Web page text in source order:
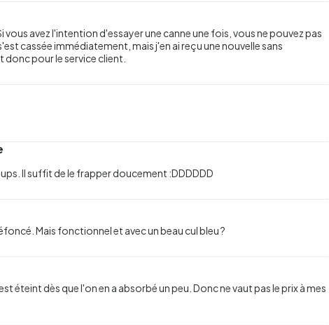
avez l'intention d'essayer une canne une fois, vous ne pouvez pas
cassée immédiatement, mais j'en ai reçu une nouvelle sans
pour le service client.
Il suffit de le frapper doucement :DDDDDD
Mais fonctionnel et avec un beau cul bleu ?
éteint dès que l'on en a absorbé un peu. Donc ne vaut pas le prix à mes